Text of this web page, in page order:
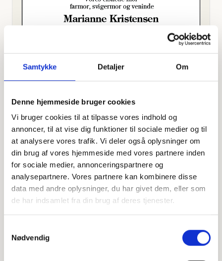
Samtykke Detaljer Om
Denne hjemmeside bruger cookies
Vi bruger cookies til at tilpasse vores indhold og
annoncer, til at vise dig funktioner til sociale medier og til
at analysere vores trafik. Vi deler også oplysninger om
din brug af vores hjemmeside med vores partnere inden
for sociale medier, annonceringspartnere og
analysepartnere. Vores partnere kan kombinere disse
data med andre oplysninger, du har givet dem, eller som
de har indsamlet fra din brug af deres tjenester.
Nødvendig
Offentligtgjort i Ugeavisen Esbjerg d. 13. marts 2024
Højtideligheden
Fredagd. 15. marts 2024 kl. 13.30
Vor Frelsers Kirke
Kirkegade 24, 6700 Esbjerg
+
−